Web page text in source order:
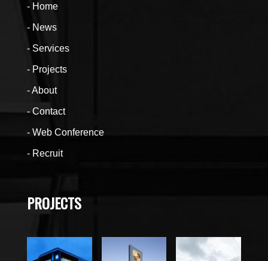
Home
News
Services
Projects
About
Contact
Web Conference
Recruit
PROJECTS